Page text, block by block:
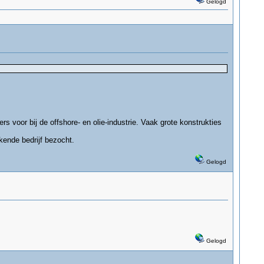
Gelogd
voor bij de offshore- en olie-industrie. Vaak grote konstrukties
bedrijf bezocht.
Gelogd
Gelogd